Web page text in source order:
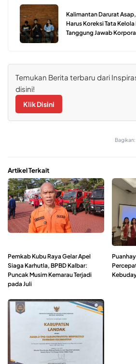
Kalimantan Darurat
Harus Koreksi Tata
Tanggung Jawab
Temukan Berita terbaru dari
disini!
Klik Disini
Bagikan:
Artikel Terkait
Pemkab Kubu Raya Gelar Apel
Siaga Karhutla, BPBD Kalbar:
Puncak Musim Kemarau Terjadi
pada Juli